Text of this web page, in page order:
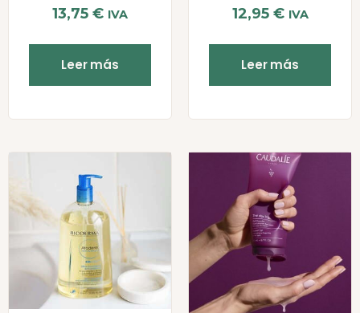
13,75 € IVA
Leer más
12,95 € IVA
Leer más